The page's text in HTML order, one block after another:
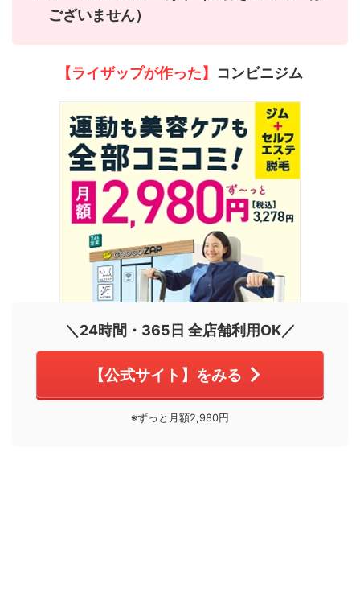
ございません）
【ライザップが作った】 コンビニジム
＼24時間・365日 全店舗利用OK／
【公式サイト】をみる
※ずっと月額2,980円